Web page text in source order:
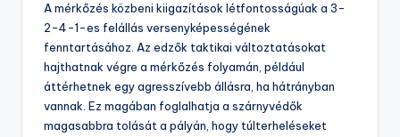
A mérkőzés közbeni kiigazítások létfontosságúak a 3-
2-4-1-es felállás versenyképességének
fenntartásához. Az edzők taktikai változtatásokat
hajthatnak végre a mérkőzés folyamán, például
áttérhetnek egy agresszívebb állásra, ha hátrányban
vannak. Ez magában foglalhatja a szárnyvédők
magasabbra tolását a pályán, hogy túlterheléseket